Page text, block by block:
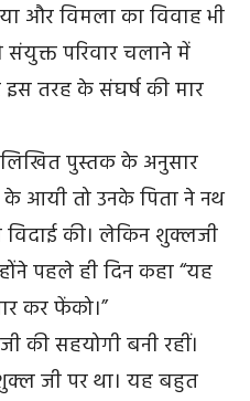
और विमला का विवाह भी
परिवार चलाने में
तरह के संघर्ष की मार
लिखित पुस्तक के अनुसार
के आयी तो उनके पिता ने नथ
की। लेकिन शुक्लजी
पहले ही दिन कहा “यह
कर फेंको।”
की सहयोगी बनी रहीं।
जी पर था। यह बहुत